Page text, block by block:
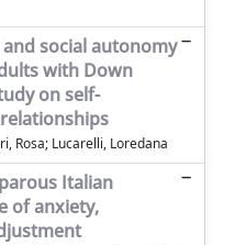
social autonomy
with Down
on self-
Rosa; Lucarelli, Loredana
Italian
of anxiety,